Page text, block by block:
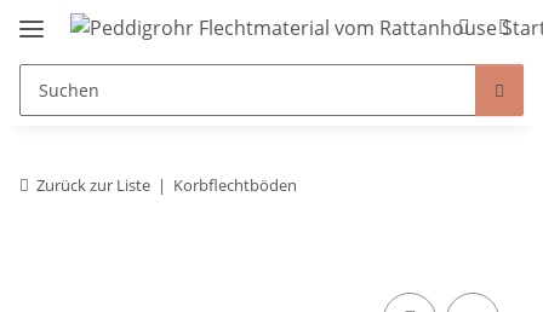
Zurück zur Liste Korbflechtböden